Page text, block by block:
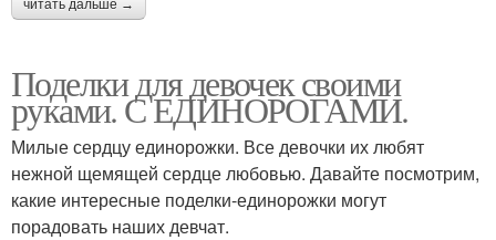
читать дальше →
Поделки для девочек своими
руками. С ЕДИНОРОГАМИ.
Милые сердцу единорожки. Все девочки их любят
нежной щемящей сердце любовью. Давайте посмотрим,
какие интересные поделки-единорожки могут
порадовать наших девчат.